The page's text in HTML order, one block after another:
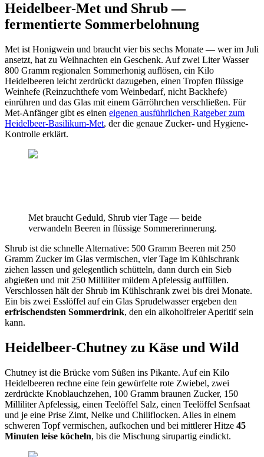
Heidelbeer-Met und Shrub —
fermentierte Sommerbelohnung
Met ist Honigwein und braucht vier bis sechs Monate — wer im Juli
ansetzt, hat zu Weihnachten ein Geschenk. Auf zwei Liter Wasser
800 Gramm regionalen Sommerhonig auflösen, ein Kilo
Heidelbeeren leicht zerdrückt dazugeben, einen Tropfen flüssige
Weinhefe (Reinzuchthefe vom Weinbedarf, nicht Backhefe)
einrühren und das Glas mit einem Gärröhrchen verschließen. Für
Met-Anfänger gibt es einen eigenen ausführlichen Ratgeber zum
Heidelbeer-Basilikum-Met, der die genaue Zucker- und Hygiene-
Kontrolle erklärt.
Met braucht Geduld, Shrub vier Tage — beide
verwandeln Beeren in flüssige Sommererinnerung.
Shrub ist die schnelle Alternative: 500 Gramm Beeren mit 250
Gramm Zucker im Glas vermischen, vier Tage im Kühlschrank
ziehen lassen und gelegentlich schütteln, dann durch ein Sieb
abgießen und mit 250 Milliliter mildem Apfelessig auffüllen.
Verschlossen hält der Shrub im Kühlschrank zwei bis drei Monate.
Ein bis zwei Esslöffel auf ein Glas Sprudelwasser ergeben den
erfrischendsten Sommerdrink, den ein alkoholfreier Aperitif sein
kann.
Heidelbeer-Chutney zu Käse und Wild
Chutney ist die Brücke vom Süßen ins Pikante. Auf ein Kilo
Heidelbeeren rechne eine fein gewürfelte rote Zwiebel, zwei
zerdrückte Knoblauchzehen, 100 Gramm braunen Zucker, 150
Milliliter Apfelessig, einen Teelöffel Salz, einen Teelöffel Senfsaat
und je eine Prise Zimt, Nelke und Chiliflocken. Alles in einem
schweren Topf vermischen, aufkochen und bei mittlerer Hitze 45
Minuten leise köcheln, bis die Mischung sirupartig eindickt.